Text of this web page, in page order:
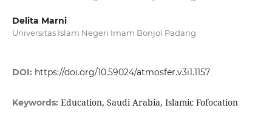
Delita Marni
Universitas Islam Negeri Imam Bonjol Padang
DOI: https://doi.org/10.59024/atmosfer.v3i1.1157
Keywords: Education, Saudi Arabia, Islamic Fofocation